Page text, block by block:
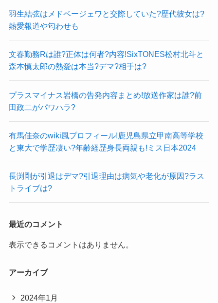
羽生結弦はメドベージェワと交際していた?歴代彼女は?
熱愛報道や匂わせも
文春勤務Rは誰?正体は何者?内容!SixTONES松村北斗と
森本慎太郎の熱愛は本当?デマ?相手は?
プラスマイナス岩橋の告発内容まとめ!放送作家は誰?前
田政二がパワハラ?
有馬佳奈のwiki風プロフィール!鹿児島県立甲南高等学校
と東大で学歴凄い?年齢経歴身長両親も!ミス日本2024
長渕剛が引退はデマ?引退理由は病気や老化が原因?ラス
トライブは?
最近のコメント
表示できるコメントはありません。
アーカイブ
2024年1月